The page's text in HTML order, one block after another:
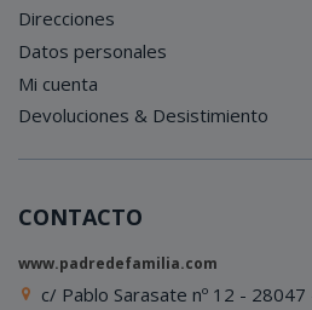
Direcciones
Datos personales
Mi cuenta
Devoluciones & Desistimiento
CONTACTO
www.padredefamilia.com
c/ Pablo Sarasate nº 12 - 28047